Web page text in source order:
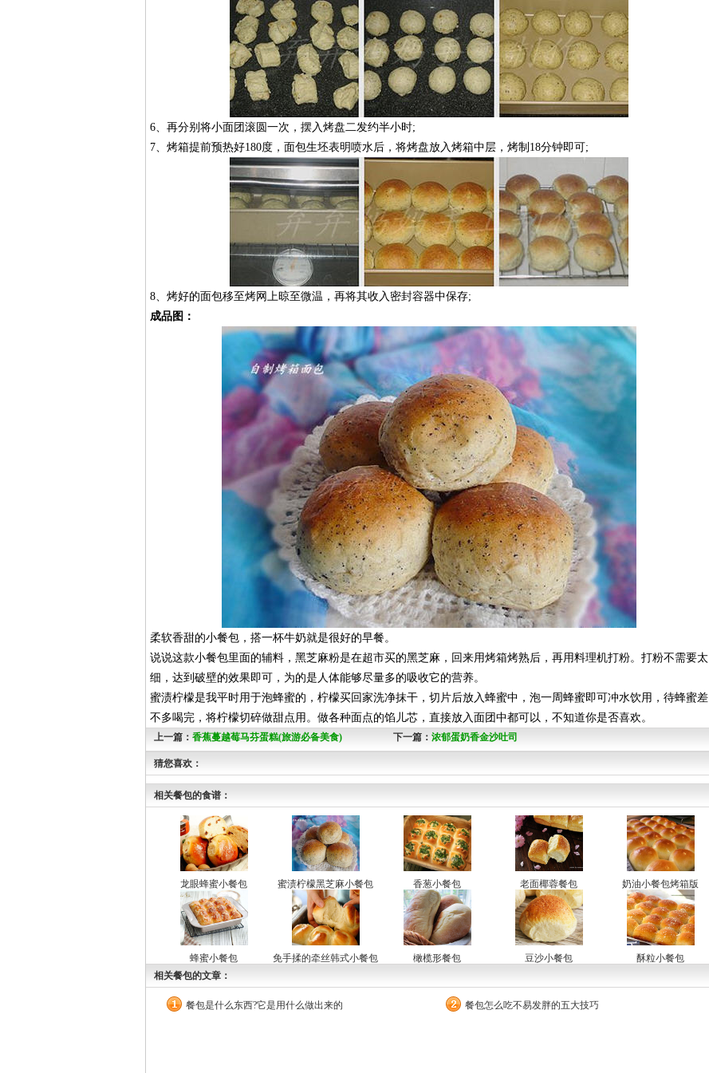
6、再分别将小面团滚圆一次，摆入烤盘二发约半小时;
7、烤箱提前预热好180度，面包生坯表明喷水后，将烤盘放入烤箱中层，烤制18分钟即可;
8、烤好的面包移至烤网上晾至微温，再将其收入密封容器中保存;
成品图：
柔软香甜的小餐包，搭一杯牛奶就是很好的早餐。
说说这款小餐包里面的辅料，黑芝麻粉是在超市买的黑芝麻，回来用烤箱烤熟后，再用料理机打粉。打粉不需要太
细，达到破壁的效果即可，为的是人体能够尽量多的吸收它的营养。
蜜渍柠檬是我平时用于泡蜂蜜的，柠檬买回家洗净抹干，切片后放入蜂蜜中，泡一周蜂蜜即可冲水饮用，待蜂蜜差
不多喝完，将柠檬切碎做甜点用。做各种面点的馅儿芯，直接放入面团中都可以，不知道你是否喜欢。
上一篇： 香蕉蔓越莓马芬蛋糕(旅游必备美食) 下一篇： 浓郁蛋奶香金沙吐司
猜您喜欢：
相关餐包的食谱：
龙眼蜂蜜小餐包 蜜渍柠檬黑芝麻小餐包 香葱小餐包 老面椰蓉餐包 奶油小餐包烤箱版
蜂蜜小餐包 免手揉的牵丝韩式小餐包 橄榄形餐包 豆沙小餐包
酥粒小餐包
相关餐包的文章：
餐包是什么东西?它是用什么做出来的 餐包怎么吃不易发胖的五大技巧